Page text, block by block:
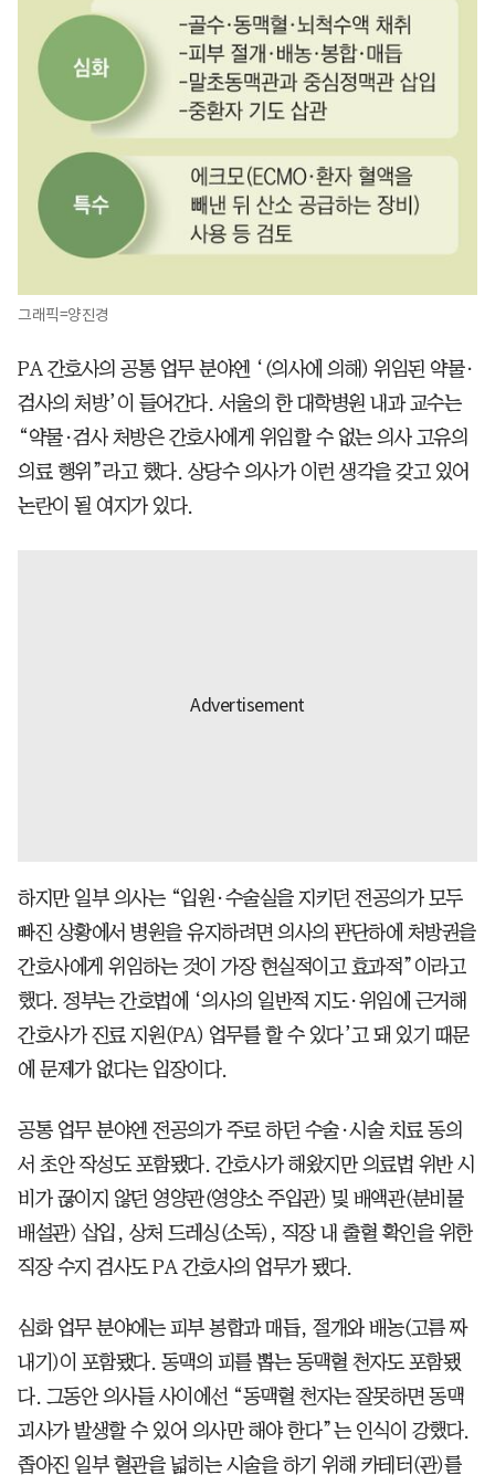
그래픽=양진경
PA 간호사의 공통 업무 분야엔 ‘(의사에 의해) 위임된 약물·
검사의 처방’이 들어간다. 서울의 한 대학병원 내과 교수는
“약물·검사 처방은 간호사에게 위임할 수 없는 의사 고유의
의료 행위”라고 했다. 상당수 의사가 이런 생각을 갖고 있어
논란이 될 여지가 있다.
하지만 일부 의사는 “입원·수술실을 지키던 전공의가 모두
빠진 상황에서 병원을 유지하려면 의사의 판단하에 처방권을
간호사에게 위임하는 것이 가장 현실적이고 효과적”이라고
했다. 정부는 간호법에 ‘의사의 일반적 지도·위임에 근거해
간호사가 진료 지원(PA) 업무를 할 수 있다’고 돼 있기 때문
에 문제가 없다는 입장이다.
공통 업무 분야엔 전공의가 주로 하던 수술·시술 치료 동의
서 초안 작성도 포함됐다. 간호사가 해왔지만 의료법 위반 시
비가 끊이지 않던 영양관(영양소 주입관) 및 배액관(분비물
배설관) 삽입, 상처 드레싱(소독), 직장 내 출혈 확인을 위한
직장 수지 검사도 PA 간호사의 업무가 됐다.
심화 업무 분야에는 피부 봉합과 매듭, 절개와 배농(고름 짜
내기)이 포함됐다. 동맥의 피를 뽑는 동맥혈 천자도 포함됐
다. 그동안 의사들 사이에선 “동맥혈 천자는 잘못하면 동맥
괴사가 발생할 수 있어 의사만 해야 한다”는 인식이 강했다.
좁아진 일부 혈관을 넓히는 시술을 하기 위해 카테터(관)를